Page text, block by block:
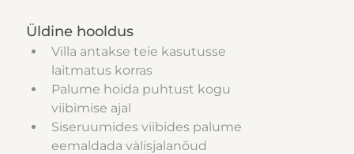
Üldine hooldus
Villa antakse teie kasutusse
laitmatus korras
Palume hoida puhtust kogu
viibimise ajal
Siseruumides viibides palume
eemaldada välisjalanõud